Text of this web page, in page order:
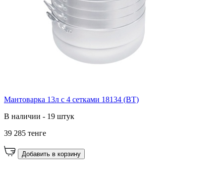
Мантоварка 13л с 4 сетками 18134 (ВТ)
В наличии - 19 штук
39 285 тенге
Добавить в корзину